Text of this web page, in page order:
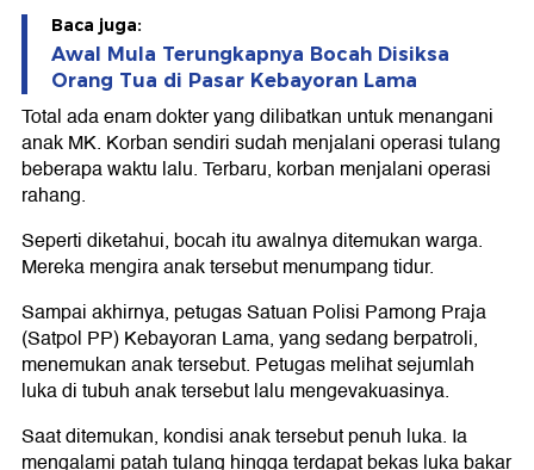
Baca juga:
Awal Mula Terungkapnya Bocah Disiksa
Orang Tua di Pasar Kebayoran Lama
Total ada enam dokter yang dilibatkan untuk menangani
anak MK. Korban sendiri sudah menjalani operasi tulang
beberapa waktu lalu. Terbaru, korban menjalani operasi
rahang.
Seperti diketahui, bocah itu awalnya ditemukan warga.
Mereka mengira anak tersebut menumpang tidur.
Sampai akhirnya, petugas Satuan Polisi Pamong Praja
(Satpol PP) Kebayoran Lama, yang sedang berpatroli,
menemukan anak tersebut. Petugas melihat sejumlah
luka di tubuh anak tersebut lalu mengevakuasinya.
Saat ditemukan, kondisi anak tersebut penuh luka. Ia
mengalami patah tulang hingga terdapat bekas luka bakar